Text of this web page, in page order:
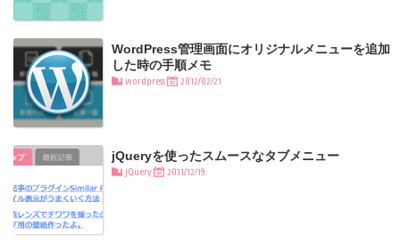
WordPress管理画面にオリジナルメニューを追加
した時の手順メモ
wordpress 2012/02/21
jQueryを使ったスムースなタブメニュー
jQuery 2011/12/19